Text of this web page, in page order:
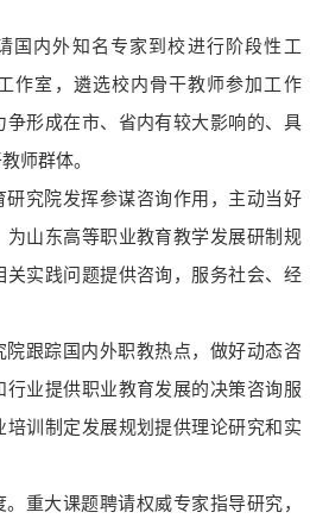
国内外知名专家到校进行阶段性工
作室，遴选校内骨干教师参加工作
争形成在市、省内有较大影响的、具
师群体。
研究院发挥参谋咨询作用，主动当好
为山东高等职业教育教学发展研制规
关实践问题提供咨询，服务社会、经
院跟踪国内外职教热点，做好动态咨
行业提供职业教育发展的决策咨询服
培训制定发展规划提供理论研究和实
重大课题聘请权威专家指导研究，